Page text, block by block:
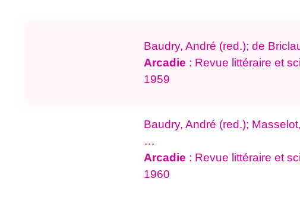
Baudry, André (red.); de
Arcadie : Revue littéraire et
1959
Baudry, André (red.);
…
Arcadie : Revue littéraire et
1960